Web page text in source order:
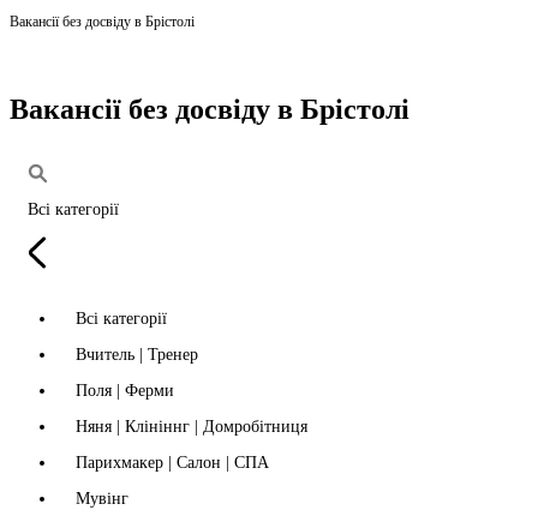
Вакансії без досвіду в Брістолі
Вакансії без досвіду в Брістолі
Всі категорії
Всі категорії
Вчитель | Тренер
Поля | Ферми
Няня | Клініннг | Домробітниця
Парихмакер | Салон | СПА
Мувінг